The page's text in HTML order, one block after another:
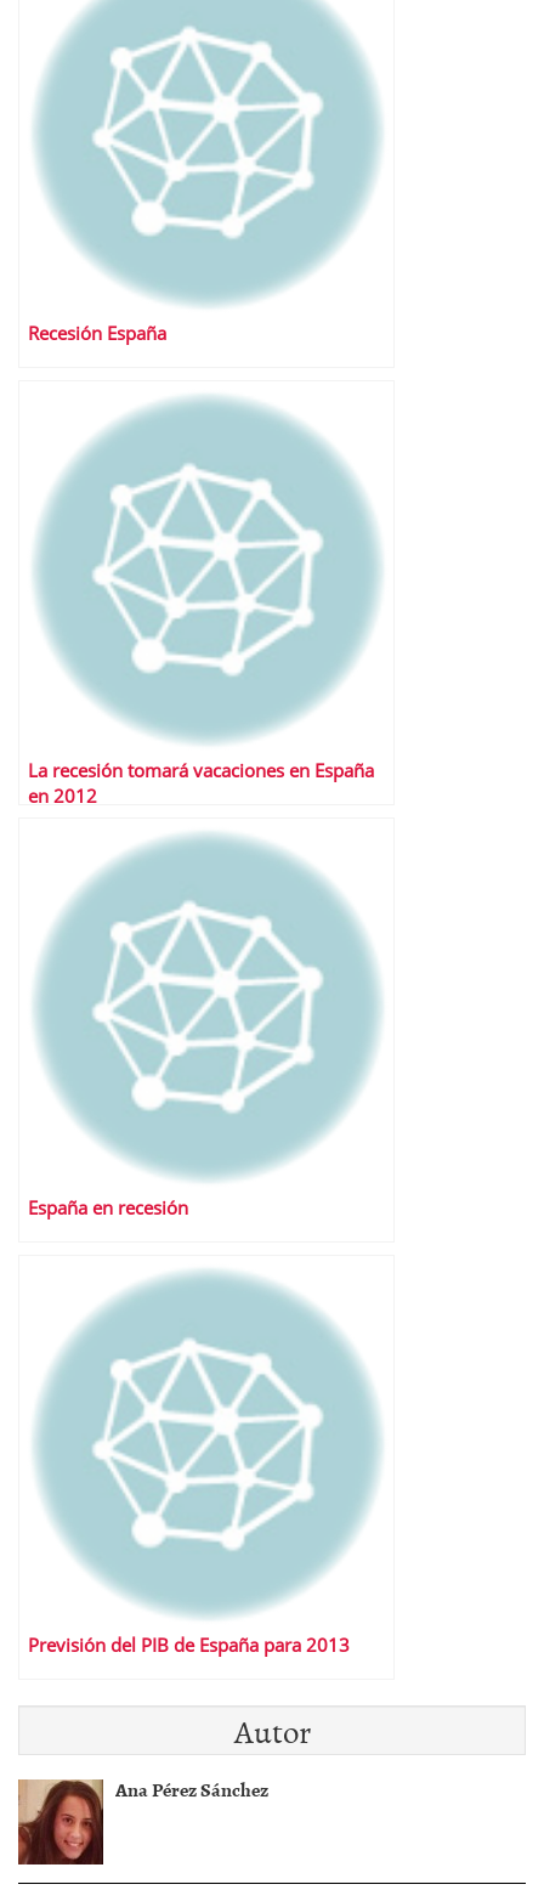
Recesión España
La recesión tomará vacaciones en España
en 2012
España en recesión
Previsión del PIB de España para 2013
Autor
Ana Pérez Sánchez